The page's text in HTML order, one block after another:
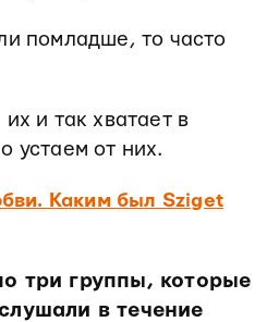
помладше, то часто
и так хватает в
устаем от них.
Каким был Sziget
три группы, которые
в течение